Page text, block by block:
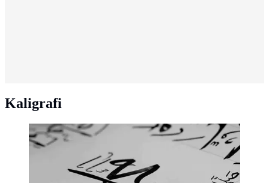
Kaligrafi